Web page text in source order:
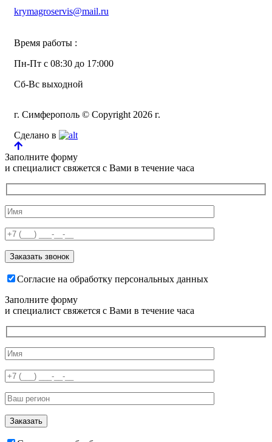
krymagroservis@mail.ru
Время работы :
Пн-Пт с 08:30 до 17:000
Сб-Вс выходной
г. Симферополь © Copyright 2026 г.
Сделано в
Заполните форму
и специалист свяжется с Вами в течение часа
Согласие на обработку персональных данных
Заполните форму
и специалист свяжется с Вами в течение часа